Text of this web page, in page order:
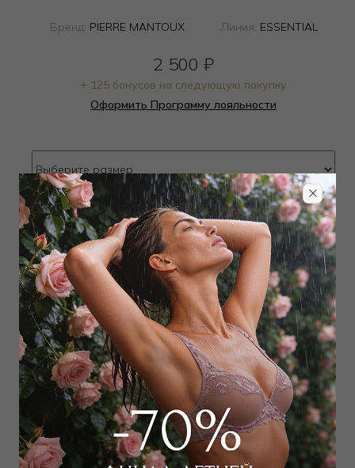
Бренд: PIERRE MANTOUX Линия: ESSENTIAL
2 500 ₽
+ 125 бонусов на следующую покупку
Оформить Программу лояльности
Определить размер
Наличие в магазинах
Добавитьв корзину
Добавить в избранное
Забронировать в магазине
Вам может подойти